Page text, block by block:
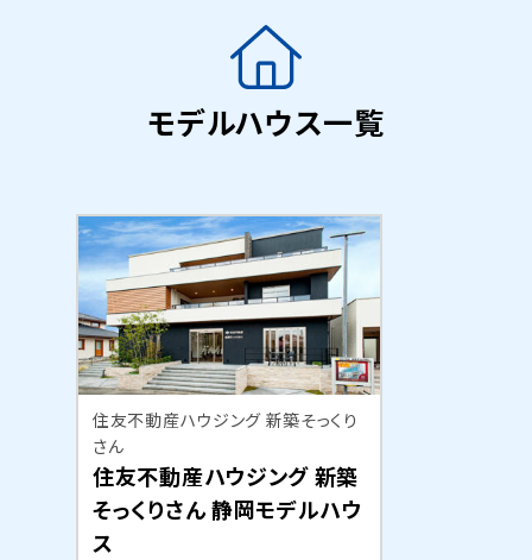
モデルハウス一覧
住友不動産ハウジング 新築そっくり
さん
住友不動産ハウジング 新築
そっくりさん 静岡モデルハウ
ス